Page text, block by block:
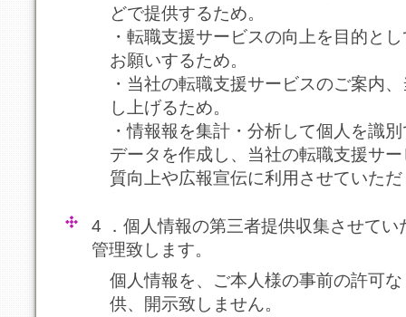
どで提供するため。
・転職支援サービスの向上を目的と
お願いするため。
・当社の転職支援サービスのご案内
し上げるため。
・情報報を集計・分析して個人を識
データを作成し、当社の転職支援サ
質向上や広報宣伝に利用させていた
4 ．個人情報の第三者提供収集させて
管理致します。
個人情報を、ご本人様の事前の許可
供、開示致しません。